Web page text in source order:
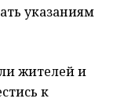
указаниям
жителей и
к